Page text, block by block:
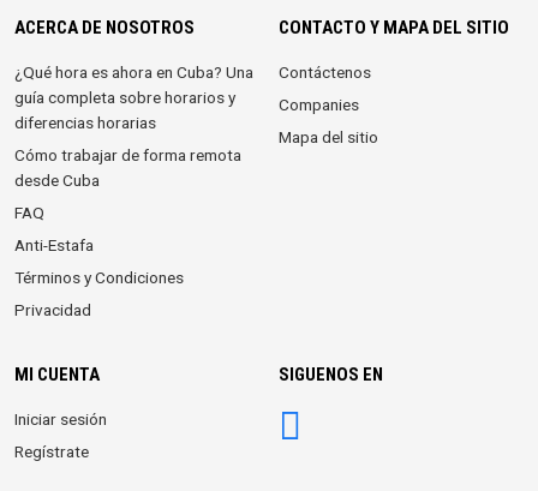
ACERCA DE NOSOTROS
¿Qué hora es ahora en Cuba? Una
guía completa sobre horarios y
diferencias horarias
Cómo trabajar de forma remota
desde Cuba
FAQ
Anti-Estafa
Términos y Condiciones
Privacidad
CONTACTO Y MAPA DEL SITIO
Contáctenos
Companies
Mapa del sitio
MI CUENTA
Iniciar sesión
Regístrate
SIGUENOS EN